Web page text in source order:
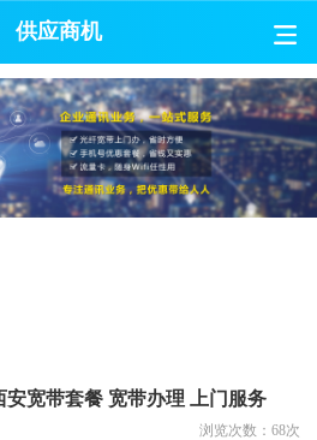
供应商机
宽带套餐 宽带办理 上门服务
浏览次数： 68次